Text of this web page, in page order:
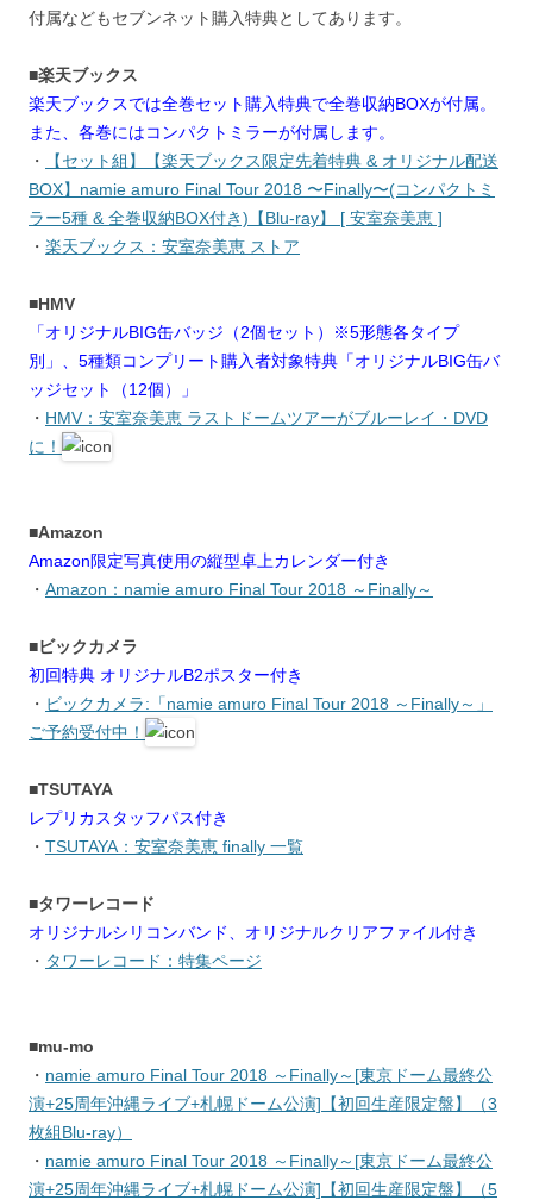
付属などもセブンネット購入特典としてあります。
■楽天ブックス
楽天ブックスでは全巻セット購入特典で全巻収納BOXが付属。
また、各巻にはコンパクトミラーが付属します。
・
【セット組】【楽天ブックス限定先着特典 & オリジナル配送
BOX】namie amuro Final Tour 2018 〜Finally〜(コンパクトミ
ラー5種 & 全巻収納BOX付き)【Blu-ray】 [ 安室奈美恵 ]
・ 楽天ブックス：安室奈美恵 ストア
■HMV
「オリジナルBIG缶バッジ（2個セット）※5形態各タイプ
別」、5種類コンプリート購入者対象特典「オリジナルBIG缶バ
ッジセット（12個）」
・ HMV：安室奈美恵 ラストドームツアーがブルーレイ・DVD
に！
■Amazon
Amazon限定写真使用の縦型卓上カレンダー付き
・ Amazon：namie amuro Final Tour 2018 ～Finally～
■ビックカメラ
初回特典 オリジナルB2ポスター付き
・ ビックカメラ:「namie amuro Final Tour 2018 ～Finally～」
ご予約受付中！
■TSUTAYA
レプリカスタッフパス付き
・ TSUTAYA：安室奈美恵 finally 一覧
■タワーレコード
オリジナルシリコンバンド、オリジナルクリアファイル付き
・ タワーレコード：特集ページ
■mu-mo
・ namie amuro Final Tour 2018 ～Finally～[東京ドーム最終公
演+25周年沖縄ライブ+札幌ドーム公演]【初回生産限定盤】（3
枚組Blu-ray）
・ namie amuro Final Tour 2018 ～Finally～[東京ドーム最終公
演+25周年沖縄ライブ+札幌ドーム公演]【初回生産限定盤】（5